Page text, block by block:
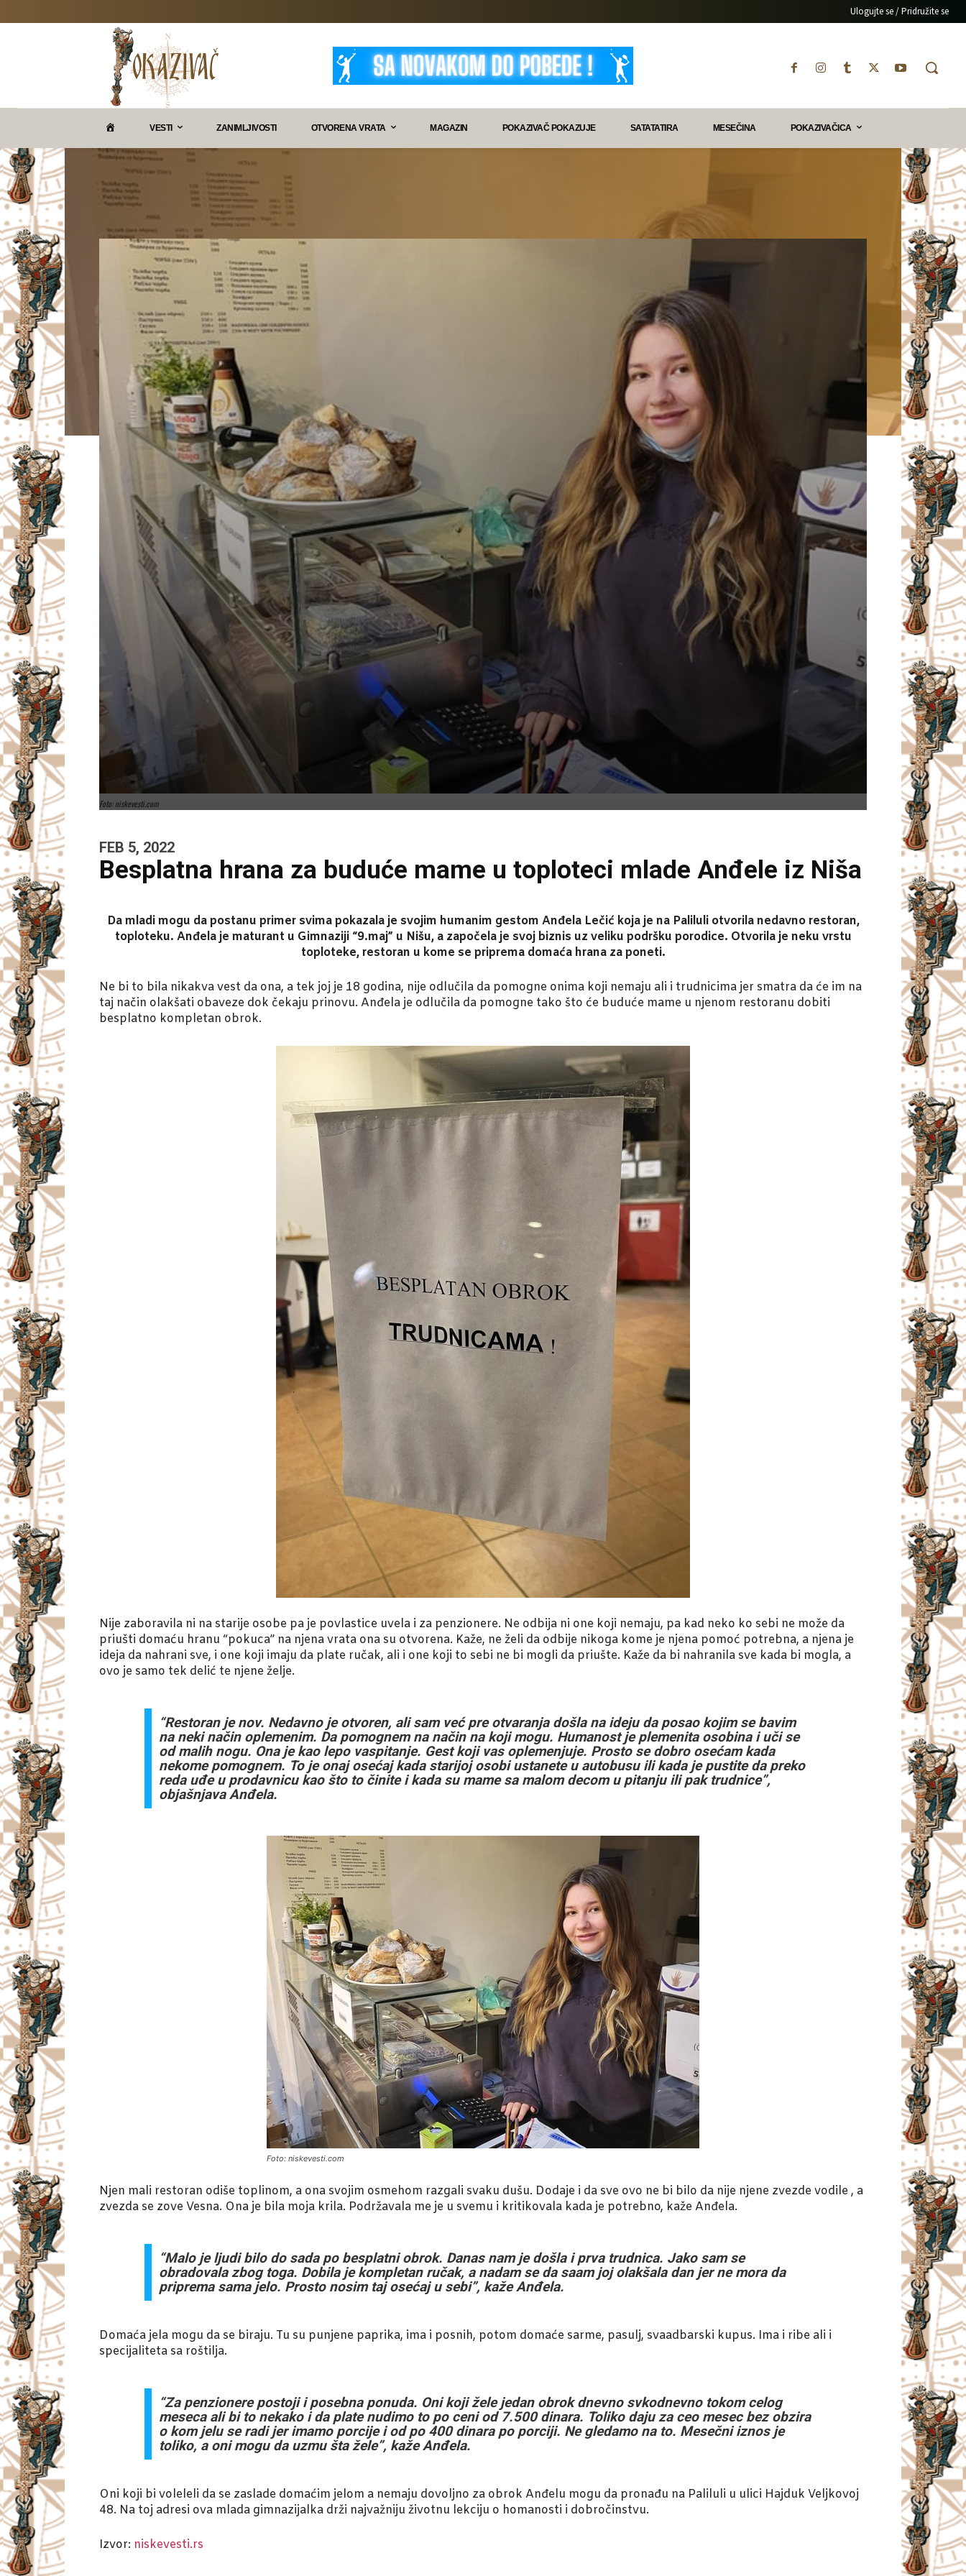
Ulogujte se / Pridružite se
K
VESTI ZANIMLJIVOSTI OTVORENA VRATA MAGAZIN POKAZIVAČ POKAZUJE SATATATIRA MESEČINA POKAZIVAČICA
Foto: niskevesti.com
FEB 5, 2022
Besplatna hrana za buduće mame u toploteci mlade Anđele iz Niša
Da mladi mogu da postanu primer svima pokazala je svojim humanim gestom Anđela Lečić koja je na Paliluli otvorila nedavno restoran,
toploteku. Anđela je maturant u Gimnaziji “9.maj” u Nišu, a započela je svoj biznis uz veliku podršku porodice. Otvorila je neku vrstu
toploteke, restoran u kome se priprema domaća hrana za poneti.
Ne bi to bila nikakva vest da ona, a tek joj je 18 godina, nije odlučila da pomogne onima koji nemaju ali i trudnicima jer smatra da će im na
taj način olakšati obaveze dok čekaju prinovu. Anđela je odlučila da pomogne tako što će buduće mame u njenom restoranu dobiti
besplatno kompletan obrok.
Nije zaboravila ni na starije osobe pa je povlastice uvela i za penzionere. Ne odbija ni one koji nemaju, pa kad neko ko sebi ne može da
priušti domaću hranu “pokuca” na njena vrata ona su otvorena. Kaže, ne želi da odbije nikoga kome je njena pomoć potrebna, a njena je
ideja da nahrani sve, i one koji imaju da plate ručak, ali i one koji to sebi ne bi mogli da priušte. Kaže da bi nahranila sve kada bi mogla, a
ovo je samo tek delić te njene želje.
“Restoran je nov. Nedavno je otvoren, ali sam već pre otvaranja došla na ideju da posao kojim se bavim
na neki način oplemenim. Da pomognem na način na koji mogu. Humanost je plemenita osobina i uči se
od malih nogu. Ona je kao lepo vaspitanje. Gest koji vas oplemenjuje. Prosto se dobro osećam kada
nekome pomognem. To je onaj osećaj kada starijoj osobi ustanete u autobusu ili kada je pustite da preko
reda uđe u prodavnicu kao što to činite i kada su mame sa malom decom u pitanju ili pak trudnice”,
objašnjava Anđela.
Foto: niskevesti.com
Njen mali restoran odiše toplinom, a ona svojim osmehom razgali svaku dušu. Dodaje i da sve ovo ne bi bilo da nije njene zvezde vodile , a
zvezda se zove Vesna. Ona je bila moja krila. Podržavala me je u svemu i kritikovala kada je potrebno, kaže Anđela.
“Malo je ljudi bilo do sada po besplatni obrok. Danas nam je došla i prva trudnica. Jako sam se
obradovala zbog toga. Dobila je kompletan ručak, a nadam se da saam joj olakšala dan jer ne mora da
priprema sama jelo. Prosto nosim taj osećaj u sebi”, kaže Anđela.
Domaća jela mogu da se biraju. Tu su punjene paprika, ima i posnih, potom domaće sarme, pasulj, svaadbarski kupus. Ima i ribe ali i
specijaliteta sa roštilja.
“Za penzionere postoji i posebna ponuda. Oni koji žele jedan obrok dnevno svkodnevno tokom celog
meseca ali bi to nekako i da plate nudimo to po ceni od 7.500 dinara. Toliko daju za ceo mesec bez obzira
o kom jelu se radi jer imamo porcije i od po 400 dinara po porciji. Ne gledamo na to. Mesečni iznos je
toliko, a oni mogu da uzmu šta žele”, kaže Anđela.
Oni koji bi voleleli da se zaslade domaćim jelom a nemaju dovoljno za obrok Anđelu mogu da pronađu na Paliluli u ulici Hajduk Veljkovoj
48. Na toj adresi ova mlada gimnazijalka drži najvažniju životnu lekciju o homanosti i dobročinstvu.
Izvor: niskevesti.rs